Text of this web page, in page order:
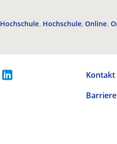
Hochschule Hochschule Online
Kontakt